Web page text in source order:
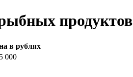
продуктов
в рублях
000